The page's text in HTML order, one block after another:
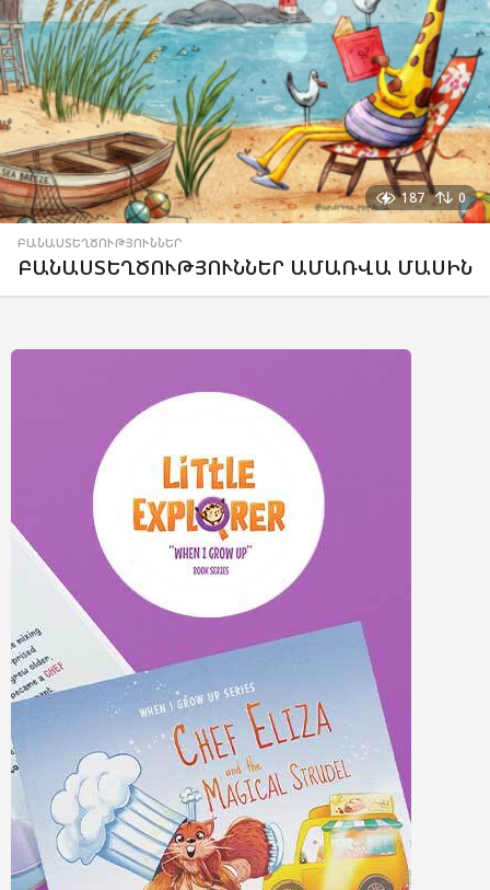
187 0
ԲԱՆԱՍՏԵՂԾՈՒԹՅՈՒՆՆԵՐ
ԲԱՆԱՍՏԵՂԾՈՒԹՅՈՒՆՆԵՐ ԱՄԱՌՎԱ ՄԱՍԻՆ